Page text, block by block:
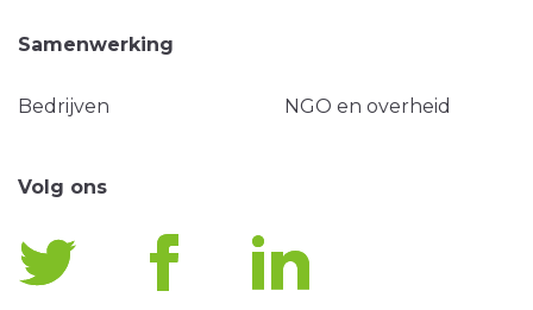
Samenwerking
Bedrijven NGO en overheid
Volg ons